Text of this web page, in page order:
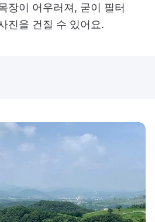
장이 어우러져, 굳이 필터
진을 건질 수 있어요.